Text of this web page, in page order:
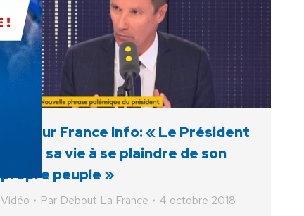
NDA sur France Info: « Le Président
passe sa vie à se plaindre de son
propre peuple »
Vidéo Par Debout La France
4 octobre 2018